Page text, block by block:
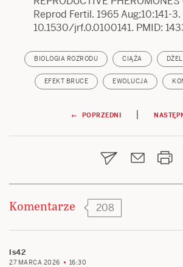
Reprod Fertil. 1965 Aug;10:141-3.
10.1530/jrf.0.0100141. PMID:
BIOLOGIA ROZRODU CIĄŻA
EFEKT BRUCE EWOLUCJA
Nawigacja
wpisu
← POPRZEDNI |
Komentarze 208
ls42
27 MARCA 2026 16:30